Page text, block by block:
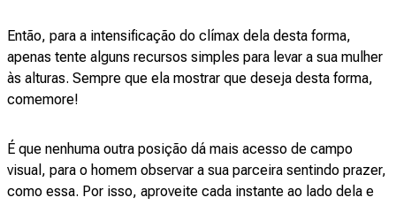
Então, para a intensificação do clímax dela desta forma,
apenas tente alguns recursos simples para levar a sua mulher
às alturas. Sempre que ela mostrar que deseja desta forma,
comemore!
É que nenhuma outra posição dá mais acesso de campo
visual, para o homem observar a sua parceira sentindo prazer,
como essa. Por isso, aproveite cada instante ao lado dela e